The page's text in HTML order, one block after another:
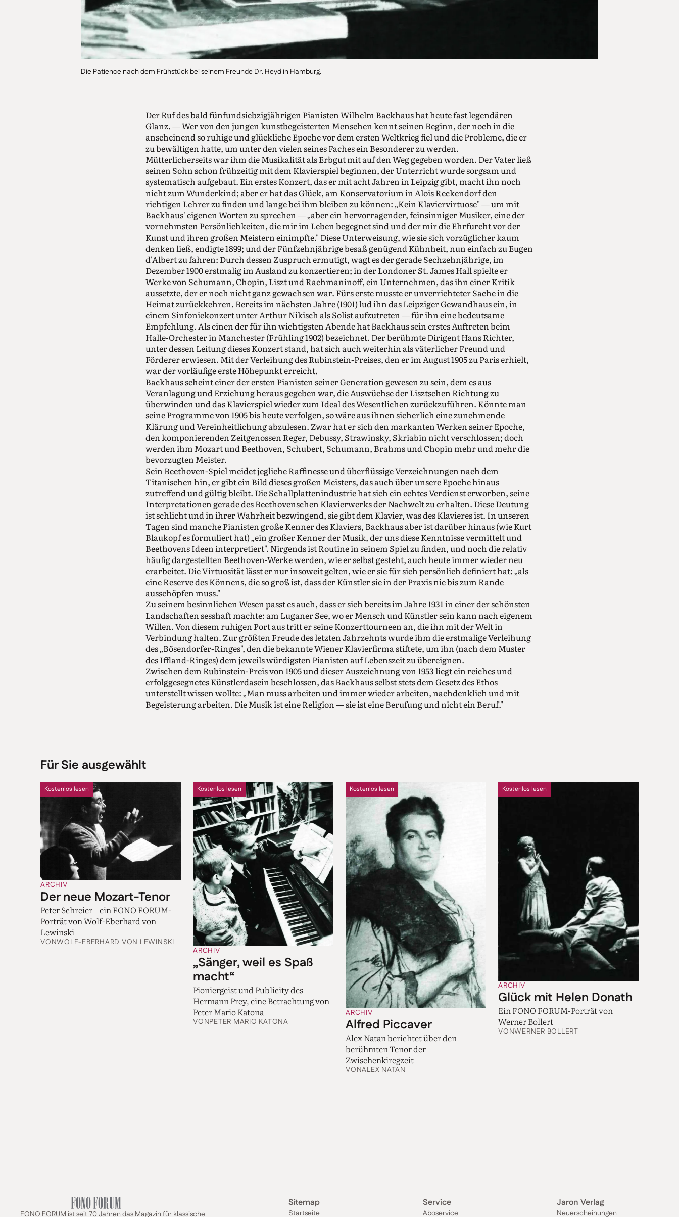
Die Patience nach dem Frühstück bei seinem Freunde Dr. Heyd in Hamburg.
Der Ruf des bald fünfundsiebzigjährigen Pianisten Wilhelm Backhaus hat heute fast legendären
Glanz. — Wer von den jungen kunstbegeisterten Menschen kennt seinen Beginn, der noch in die
anscheinend so ruhige und glückliche Epoche vor dem ersten Weltkrieg fiel und die Probleme, die er
zu bewältigen hatte, um unter den vielen seines Faches ein Besonderer zu werden.
Mütterlicherseits war ihm die Musikalität als Erbgut mit auf den Weg gegeben worden. Der Vater ließ
seinen Sohn schon frühzeitig mit dem Klavierspiel beginnen, der Unterricht wurde sorgsam und
systematisch aufgebaut. Ein erstes Konzert, das er mit acht Jahren in Leipzig gibt, macht ihn noch
nicht zum Wunderkind; aber er hat das Glück, am Konservatorium in Alois Reckendorf den
richtigen Lehrer zu finden und lange bei ihm bleiben zu können: „Kein Klaviervirtuose" — um mit
Backhaus' eigenen Worten zu sprechen — „aber ein hervorragender, feinsinniger Musiker, eine der
vornehmsten Persönlichkeiten, die mir im Leben begegnet sind und der mir die Ehrfurcht vor der
Kunst und ihren großen Meistern einimpfte." Diese Unterweisung, wie sie sich vorzüglicher kaum
denken ließ, endigte 1899; und der Fünfzehnjährige besaß genügend Kühnheit, nun einfach zu Eugen
d'Albert zu fahren: Durch dessen Zuspruch ermutigt, wagt es der gerade Sechzehnjährige, im
Dezember 1900 erstmalig im Ausland zu konzertieren; in der Londoner St. James Hall spielte er
Werke von Schumann, Chopin, Liszt und Rachmaninoff, ein Unternehmen, das ihn einer Kritik
aussetzte, der er noch nicht ganz gewachsen war. Fürs erste musste er unverrichteter Sache in die
Heimat zurückkehren. Bereits im nächsten Jahre (1901) lud ihn das Leipziger Gewandhaus ein, in
einem Sinfoniekonzert unter Arthur Nikisch als Solist aufzutreten — für ihn eine bedeutsame
Empfehlung. Als einen der für ihn wichtigsten Abende hat Backhaus sein erstes Auftreten beim
Halle-Orchester in Manchester (Frühling 1902) bezeichnet. Der berühmte Dirigent Hans Richter,
unter dessen Leitung dieses Konzert stand, hat sich auch weiterhin als väterlicher Freund und
Förderer erwiesen. Mit der Verleihung des Rubinstein-Preises, den er im August 1905 zu Paris erhielt,
war der vorläufige erste Höhepunkt erreicht.
Backhaus scheint einer der ersten Pianisten seiner Generation gewesen zu sein, dem es aus
Veranlagung und Erziehung heraus gegeben war, die Auswüchse der Lisztschen Richtung zu
überwinden und das Klavierspiel wieder zum Ideal des Wesentlichen zurückzuführen. Könnte man
seine Programme von 1905 bis heute verfolgen, so wäre aus ihnen sicherlich eine zunehmende
Klärung und Vereinheitlichung abzulesen. Zwar hat er sich den markanten Werken seiner Epoche,
den komponierenden Zeitgenossen Reger, Debussy, Strawinsky, Skriabin nicht verschlossen; doch
werden ihm Mozart und Beethoven, Schubert, Schumann, Brahms und Chopin mehr und mehr die
bevorzugten Meister.
Sein Beethoven-Spiel meidet jegliche Raffinesse und überflüssige Verzeichnungen nach dem
Titanischen hin, er gibt ein Bild dieses großen Meisters, das auch über unsere Epoche hinaus
zutreffend und gültig bleibt. Die Schallplattenindustrie hat sich ein echtes Verdienst erworben, seine
Interpretationen gerade des Beethovenschen Klavierwerks der Nachwelt zu erhalten. Diese Deutung
ist schlicht und in ihrer Wahrheit bezwingend, sie gibt dem Klavier, was des Klavieres ist. In unseren
Tagen sind manche Pianisten große Kenner des Klaviers, Backhaus aber ist darüber hinaus (wie Kurt
Blaukopf es formuliert hat) „ein großer Kenner der Musik, der uns diese Kenntnisse vermittelt und
Beethovens Ideen interpretiert". Nirgends ist Routine in seinem Spiel zu finden, und noch die relativ
häufig dargestellten Beethoven-Werke werden, wie er selbst gesteht, auch heute immer wieder neu
erarbeitet. Die Virtuosität lässt er nur insoweit gelten, wie er sie für sich persönlich definiert hat: „als
eine Reserve des Könnens, die so groß ist, dass der Künstler sie in der Praxis nie bis zum Rande
ausschöpfen muss."
Zu seinem besinnlichen Wesen passt es auch, dass er sich bereits im Jahre 1931 in einer der schönsten
Landschaften sesshaft machte: am Luganer See, wo er Mensch und Künstler sein kann nach eigenem
Willen. Von diesem ruhigen Port aus tritt er seine Konzerttourneen an, die ihn mit der Welt in
Verbindung halten. Zur größten Freude des letzten Jahrzehnts wurde ihm die erstmalige Verleihung
des „Bösendorfer-Ringes", den die bekannte Wiener Klavierfirma stiftete, um ihn (nach dem Muster
des Iffland-Ringes) dem jeweils würdigsten Pianisten auf Lebenszeit zu übereignen.
Zwischen dem Rubinstein-Preis von 1905 und dieser Auszeichnung von 1953 liegt ein reiches und
erfolggesegnetes Künstlerdasein beschlossen, das Backhaus selbst stets dem Gesetz des Ethos
unterstellt wissen wollte: „Man muss arbeiten und immer wieder arbeiten, nachdenklich und mit
Begeisterung arbeiten. Die Musik ist eine Religion — sie ist eine Berufung und nicht ein Beruf."
Für Sie ausgewählt
ARCHIV
Der neue Mozart-Tenor
Peter Schreier – ein FONO FORUM-
Porträt von Wolf-Eberhard von
Lewinski
VONWOLF-EBERHARD VON LEWINSKI
Kostenlos lesen
ARCHIV
„Sänger, weil es Spaß
macht“
Pioniergeist und Publicity des
Hermann Prey, eine Betrachtung von
Peter Mario Katona
VONPETER MARIO KATONA
Kostenlos lesen
ARCHIV
Alfred Piccaver
Alex Natan berichtet über den
berühmten Tenor der
Zwischenkiregzeit
VONALEX NATAN
Kostenlos lesen
ARCHIV
Glück mit Helen Donath
Ein FONO FORUM-Porträt von
Werner Bollert
VONWERNER BOLLERT
Kostenlos lesen
FONO FORUM ist seit 70 Jahren das Magazin für klassische
Sitemap
Startseite
Service
Aboservice
Jaron Verlag
Neuerscheinungen